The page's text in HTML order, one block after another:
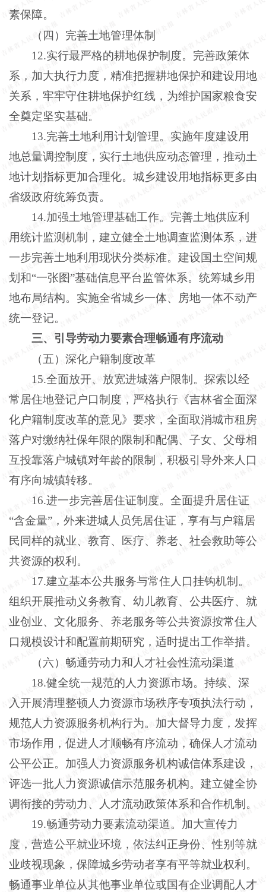
素保障。
（四）完善土地管理体制
12.实行最严格的耕地保护制度。完善政策体
系，加大执行力度，精准把握耕地保护和建设用地
关系，牢牢守住耕地保护红线，为维护国家粮食安
全奠定坚实基础。
13.完善土地利用计划管理。实施年度建设用
地总量调控制度，实行土地供应动态管理，推动土
地计划指标更加合理化。城乡建设用地指标更多由
省级政府统筹负责。
14.加强土地管理基础工作。完善土地供应利
用统计监测机制，建立健全土地调查监测体系，进
一步完善土地利用现状分类标准。建设国土空间规
划和“一张图”基础信息平台监管体系。统筹城乡用
地布局结构。实施全省城乡一体、房地一体不动产
统一登记。
三、引导劳动力要素合理畅通有序流动
（五）深化户籍制度改革
15.全面放开、放宽进城落户限制。探索以经
常居住地登记户口制度，严格执行《吉林省全面深
化户籍制度改革的意见》要求，全面取消城市租房
落户对缴纳社保年限的限制和配偶、子女、父母相
互投靠落户城镇对年龄的限制，积极引导外来人口
有序向城镇转移。
16.进一步完善居住证制度。全面提升居住证
“含金量”，外来进城人员凭居住证，享有与户籍居
民同样的就业、教育、医疗、养老、社会救助等公
共资源的权利。
17.建立基本公共服务与常住人口挂钩机制。
组织开展推动义务教育、幼儿教育、公共医疗、就
业创业、文化服务、养老服务等公共资源按常住人
口规模设计和配置前期研究，适时提出工作举措。
（六）畅通劳动力和人才社会性流动渠道
18.健全统一规范的人力资源市场。持续、深
入开展清理整顿人力资源市场秩序专项执法行动，
规范人力资源服务机构行为。加大督导力度，发挥
市场作用，促进人才顺畅有序流动，确保人才流动
公平公正。加强人力资源服务机构诚信体系建设，
评选一批人力资源诚信示范服务机构。建立健全协
调衔接的劳动力、人才流动政策体系和合作机制。
19.畅通劳动力要素流动渠道。加大宣传力
度，营造公平就业环境，依法纠正身份、性别等就
业歧视现象，保障城乡劳动者享有平等就业权利。
畅通事业单位从其他事业单位或国有企业调配人才